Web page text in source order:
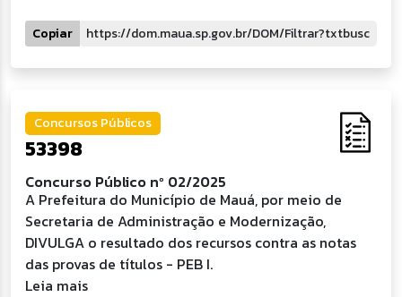
Copiar
Concursos Públicos
53398
Concurso Público nº 02/2025
A Prefeitura do Município de Mauá, por meio de
Secretaria de Administração e Modernização,
DIVULGA o resultado dos recursos contra as notas
das provas de títulos - PEB I.
Leia mais